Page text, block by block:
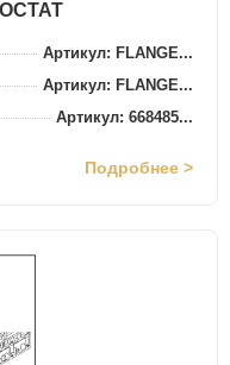
Артикул: FLANGE...
Артикул: FLANGE...
Артикул: 668485...
Подробнее >